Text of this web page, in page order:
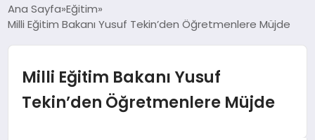
EKONOMI
YAŞAM
SPOR
Ana Sayfa Eğitim
Milli Eğitim Bakanı Yusuf Tekin’den Öğretmenlere Müjde
Milli Eğitim Bakanı Yusuf
Tekin’den Öğretmenlere Müjde